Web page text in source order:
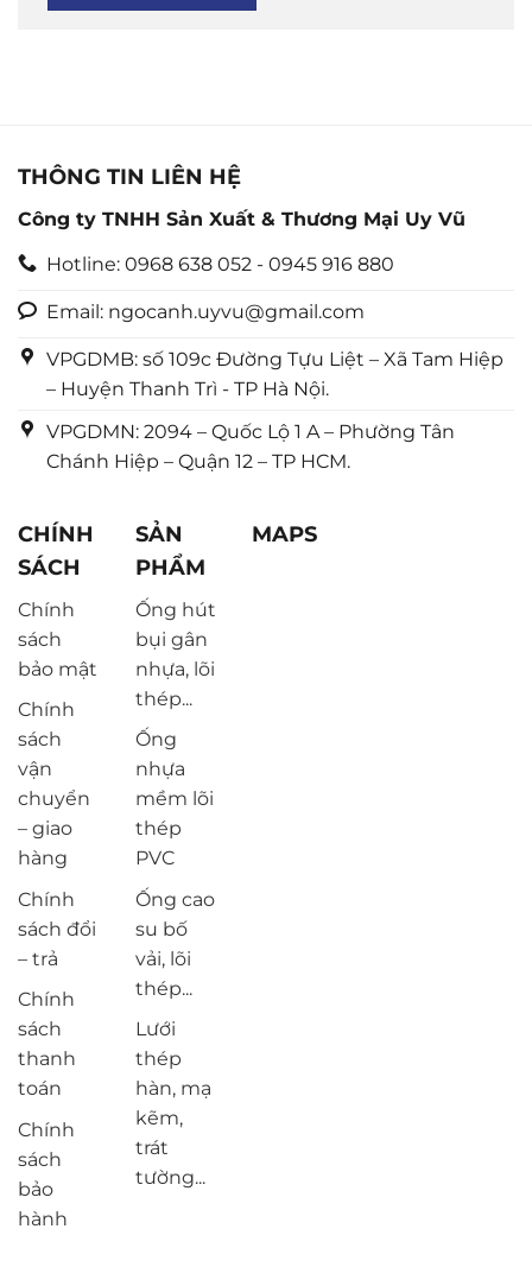
THÔNG TIN LIÊN HỆ
Công ty TNHH Sản Xuất & Thương Mại Uy Vũ
Hotline: 0968 638 052 - 0945 916 880
Email: ngocanh.uyvu@gmail.com
VPGDMB: số 109c Đường Tựu Liệt – Xã Tam Hiệp
– Huyện Thanh Trì - TP Hà Nội.
VPGDMN: 2094 – Quốc Lộ 1 A – Phường Tân
Chánh Hiệp – Quận 12 – TP HCM.
CHÍNH
SÁCH
Chính
sách
bảo mật
Chính
sách
vận
chuyển
– giao
hàng
Chính
sách đổi
– trả
Chính
sách
thanh
toán
Chính
sách
bảo
hành
SẢN
PHẨM
Ống hút
bụi gân
nhựa, lõi
thép...
Ống
nhựa
mềm lõi
thép
PVC
Ống cao
su bố
vải, lõi
thép...
Lưới
thép
hàn, mạ
kẽm,
trát
tường...
MAPS